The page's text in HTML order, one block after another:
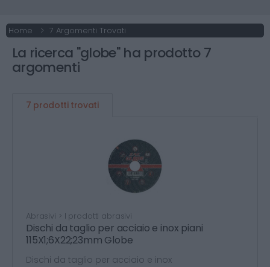
Home 7 Argomenti Trovati
La ricerca "globe" ha prodotto 7
argomenti
7 prodotti trovati
Abrasivi > I prodotti abrasivi
Dischi da taglio per acciaio e inox piani
115X1;6X22;23mm Globe
Dischi da taglio per acciaio e inox